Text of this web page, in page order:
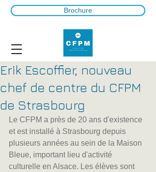
Brochure
Erik Escoffier, nouveau
chef de centre du CFPM
de Strasbourg
Le CFPM a près de 20 ans d'existence
et est installé à Strasbourg depuis
plusieurs années au sein de la Maison
Bleue, important lieu d'activité
culturelle en Alsace. Les élèves sont